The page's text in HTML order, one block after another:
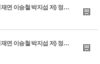
[추록,정오표] 2026 세무회계연습 (정재연 이승철 박지섭 저) 정오표 3 (26.05.04)
[추록,정오표] 2026 세무회계연습 (정재연 이승철 박지섭 저) 정오표 2 (26.04.29)